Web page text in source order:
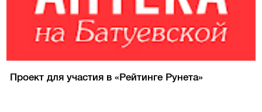
Проект для участия в «Рейтинге Рунета»